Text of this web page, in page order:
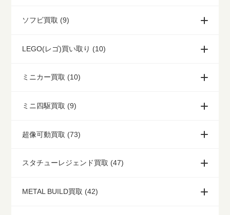
ソフビ買取 (9)
LEGO(レゴ)買い取り (10)
ミニカー買取 (10)
ミニ四駆買取 (9)
超像可動買取 (73)
スタチューレジェンド買取 (47)
METAL BUILD買取 (42)